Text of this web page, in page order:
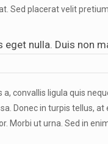
Sed placerat velit
eget nulla. Duis non
convallis ligula quis
Donec in turpis tellus,
Morbi ut urna. Sed in